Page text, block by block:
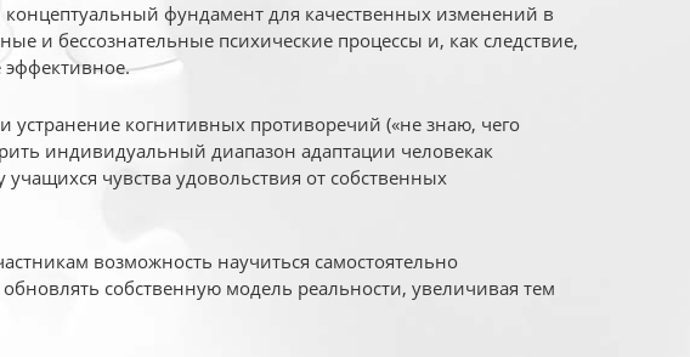
фундамент для качественных изменений в
и бессознательные психические процессы и, как следствие,
устранение когнитивных противоречий («не знаю, чего
индивидуальный диапазон адаптации человекак
чувства удовольствия от собственных
возможность научиться самостоятельно
собственную модель реальности, увеличивая тем